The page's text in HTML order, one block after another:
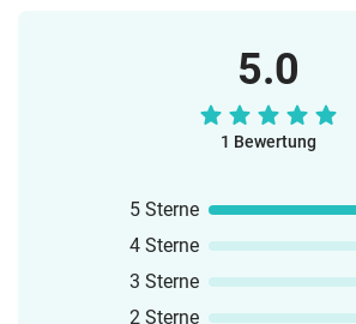
5.0
1 Bewertung
5 Sterne
4 Sterne
3 Sterne
2 Sterne